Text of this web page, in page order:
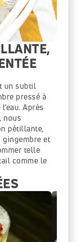
un subtil
pressé à
Après
nous
pétillante,
gingembre et
telle
comme le